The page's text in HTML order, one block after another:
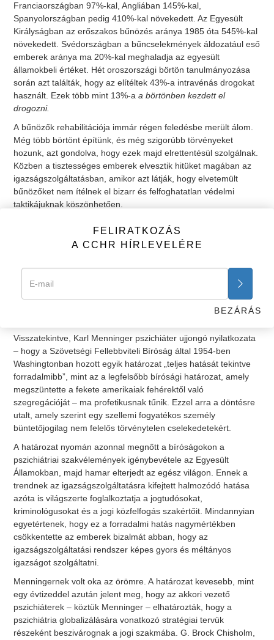
Franciaországban 97%-kal, Angliában 145%-kal,
Spanyolországban pedig 410%-kal növekedett. Az Egyesült
Királyságban az erőszakos bűnözés aránya 1985 óta 545%-kal
növekedett. Svédországban a bűncselekmények áldozatául eső
emberek aránya ma 20%-kal meghaladja az egyesült
államokbeli értéket. Hét oroszországi börtön tanulmányozása
során azt találták, hogy az elítéltek 43%-a intravénás drogokat
használt. Ezek több mint 13%-aa börtönben kezdett el
drogozni.
A bűnözők rehabilitációja immár régen feledésbe merült álom.
Még több börtönt építünk, és még szigorúbb törvényeket
hozunk, azt gondolva, hogy ezek majd elrettentésül szolgálnak.
Közben a tisztességes emberek elvesztik hitüket magában az
igazságszolgáltatásban, amikor azt látják, hogy elvetemült
bűnözőket nem ítélnek el bizarr és felfoghatatlan védelmi
taktikájuknak köszönhetően.
Az 1940-es években a pszichiátria vezető alakjai bejelentették
szándékukat, hogy beszivárognak a jog területére, és
megvalósítják „a helyes és helytelen fogalmának
A felvilágosult demokráciákat a jogállamiság, valamint a
államoktól. Az állampolgároknak joguk van számítani arra, hogy
Visszatekintve, Karl Menninger pszichiáter ujjongó nyilatkozata
– hogy a Szövetségi Fellebbviteli Bíróság által 1954-ben
Washingtonban hozott egyik határozat „teljes hatását tekintve
forradalmibb”, mint az a legfelsőbb bírósági határozat, amely
megszüntette a fekete amerikaiak fehérektől való
szegregációját – ma profetikusnak tűnik. Ezzel arra a döntésre
utalt, amely szerint egy szellemi fogyatékos személy
büntetőjogilag nem felelős törvénytelen cselekedetekért.
A határozat nyomán azonnal megnőtt a bíróságokon a
pszichiátriai szakvélemények igénybevétele az Egyesült
Államokban, majd hamar elterjedt az egész világon. Ennek a
trendnek az igazságszolgáltatásra kifejtett halmozódó hatása
azóta is világszerte foglalkoztatja a jogtudósokat,
kriminológusokat és a jogi közfelfogás szakértőit. Mindannyian
egyetértenek, hogy ez a forradalmi hatás nagymértékben
csökkentette az emberek bizalmát abban, hogy az
igazságszolgáltatási rendszer képes gyors és méltányos
igazságot szolgáltatni.
Menningernek volt oka az örömre. A határozat kevesebb, mint
egy évtizeddel azután jelent meg, hogy az akkori vezető
pszichiáterek – köztük Menninger – elhatározták, hogy a
pszichiátria globalizálására vonatkozó stratégiai tervük
részeként beszivárognak a jogi szakmába. G. Brock Chisholm,
FELIRATKOZÁS
A CCHR HÍRLEVELÉRE
BEZÁRÁS